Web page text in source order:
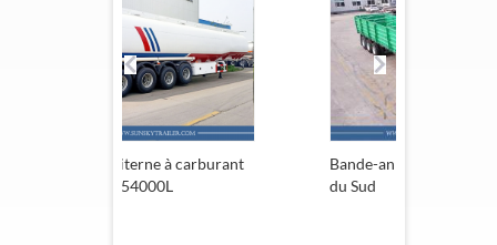
Bande-annonce de l'Afrique